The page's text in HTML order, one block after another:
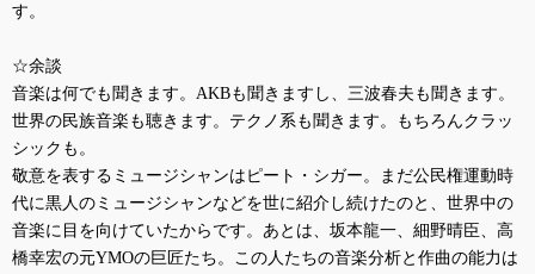
す。
☆余談
音楽は何でも聞きます。 AKBも聞きますし、三波春夫も聞きます。
世界の民族音楽も聴きます。テクノ系も聞きます。もちろんクラッ
シックも。
敬意を表するミュージシャンはピート・シガー。まだ公民権運動時
代に黒人のミュージシャンなどを世に紹介し続けたのと、世界中の
音楽に目を向けていたからです。あとは、坂本龍一、細野晴臣、高
橋幸宏の元YMOの巨匠たち。この人たちの音楽分析と作曲の能力は